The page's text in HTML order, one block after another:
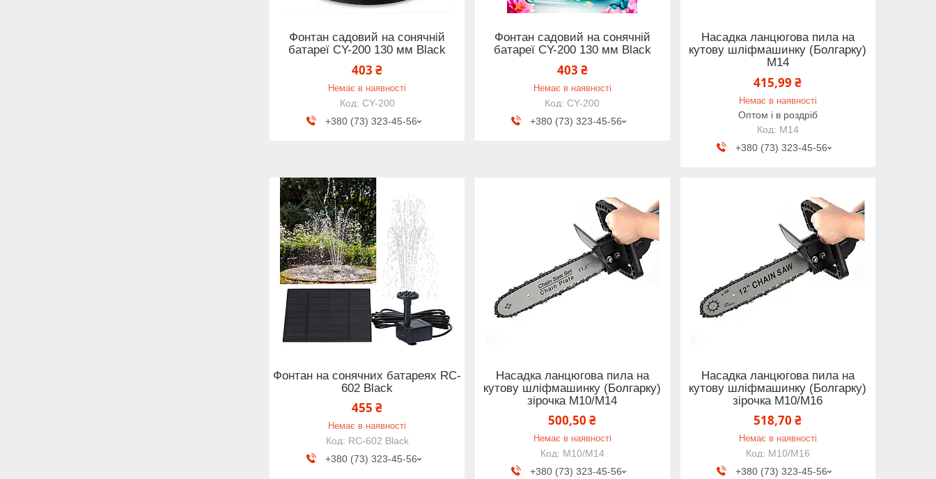
Фонтан садовий на сонячній
батареї CY-200 130 мм Black
403 ₴
Немає в наявності
CY-200
+380 (73) 323-45-56
Фонтан садовий на сонячній
батареї CY-200 130 мм Black
403 ₴
Немає в наявності
CY-200
+380 (73) 323-45-56
Насадка ланцюгова пила на
кутову шліфмашинку (Болгарку)
M14
415,99 ₴
Немає в наявності
Оптом і в роздріб
М14
+380 (73) 323-45-56
Фонтан на сонячних батареях RC-
602 Black
455 ₴
Немає в наявності
RC-602 Black
+380 (73) 323-45-56
Насадка ланцюгова пила на
кутову шліфмашинку (Болгарку)
зірочка M10/M14
500,50 ₴
Немає в наявності
М10/M14
+380 (73) 323-45-56
Насадка ланцюгова пила на
кутову шліфмашинку (Болгарку)
зірочка M10/M16
518,70 ₴
Немає в наявності
М10/M16
+380 (73) 323-45-56